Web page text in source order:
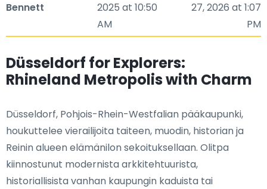
Bennett
2025 at 10:50
AM
27, 2026 at 1:07
PM
Düsseldorf for Explorers:
Rhineland Metropolis with Charm
Düsseldorf, Pohjois-Rhein-Westfalian pääkaupunki,
houkuttelee vierailijoita taiteen, muodin, historian ja
Reinin alueen elämänilon sekoituksellaan. Olitpa
kiinnostunut modernista arkkitehtuurista,
historiallisista vanhan kaupungin kaduista tai